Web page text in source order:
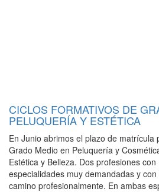
CICLOS FORMATIVOS DE
PELUQUERÍA Y ESTÉTICA
En Junio abrimos el plazo de matrícula
Grado Medio en Peluquería y
Estética y Belleza. Dos profesiones
especialidades muy demandadas y
camino profesionalmente. En ambas